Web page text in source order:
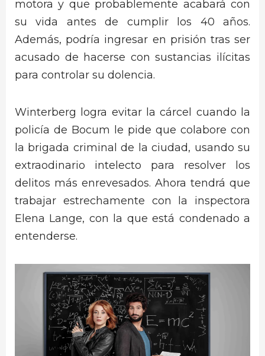
motora y que probablemente acabará con
su vida antes de cumplir los 40 años.
Además, podría ingresar en prisión tras ser
acusado de hacerse con sustancias ilícitas
para controlar su dolencia.
Winterberg logra evitar la cárcel cuando la
policía de Bocum le pide que colabore con
la brigada criminal de la ciudad, usando su
extraodinario intelecto para resolver los
delitos más enrevesados. Ahora tendrá que
trabajar estrechamente con la inspectora
Elena Lange, con la que está condenado a
entenderse.